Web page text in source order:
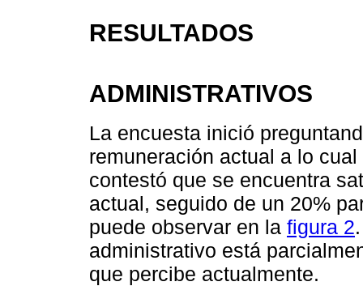
RESULTADOS
ADMINISTRATIVOS
La encuesta inició
remuneración actual a lo
contestó que se encuentra
actual, seguido de un 20%
puede observar en la figura 2
administrativo está
que percibe actualmente.